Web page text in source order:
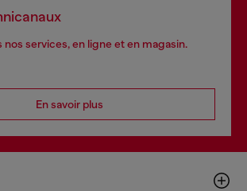
nos services, en ligne et en magasin.
En savoir plus